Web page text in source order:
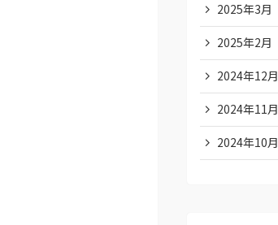
2025年3月
2025年2月
2024年12月
2024年11月
2024年10月